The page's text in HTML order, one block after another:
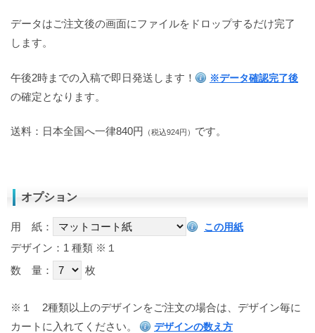
データはご注文後の画面にファイルをドロップするだけ完了
します。
午後2時までの入稿で即日発送します！ ※データ確認完了後
の確定となります。
送料：日本全国へ一律840円 （税込924円） です。
オプション
用 紙： この用紙
デザイン：1 種類 ※１
数 量：
枚
※１
2種類以上のデザインをご注文の場合は、デザイン毎に
カートに入れてください。
デザインの数え方